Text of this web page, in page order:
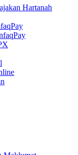
Hartanah